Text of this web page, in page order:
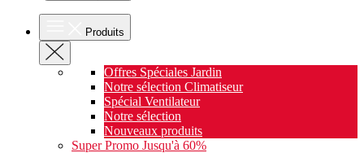
Produits
Offres Spéciales Jardin
Notre sélection Climatiseur
Spécial Ventilateur
Notre sélection
Nouveaux produits
Super Promo Jusqu'à 60%